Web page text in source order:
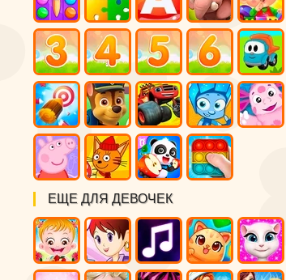
ЕЩЕ ДЛЯ ДЕВОЧЕК